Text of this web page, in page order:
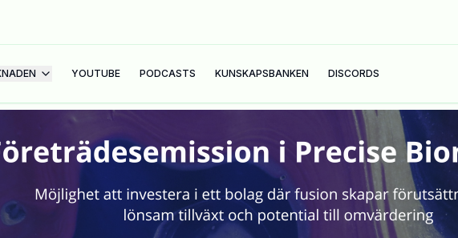
YOUTUBE PODCASTS KUNSKAPSBANKEN DISCORDS